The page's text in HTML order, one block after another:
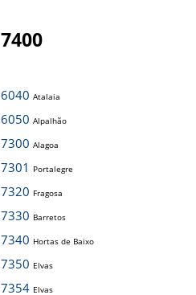
7400
6040 Atalaia
6050 Alpalhão
7300 Alagoa
7301 Portalegre
7320 Fragosa
7330 Barretos
7340 Hortas de Baixo
7350 Elvas
7354 Elvas